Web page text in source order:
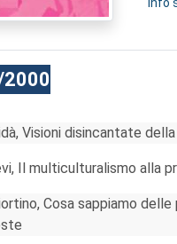
Visioni disincantate
Il multiculturalismo alla
Cosa sappiamo